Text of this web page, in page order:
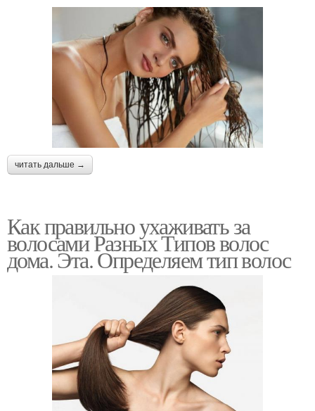
читать дальше →
Как правильно ухаживать за
волосами Разных Типов волос
дома. Эта. Определяем тип волос